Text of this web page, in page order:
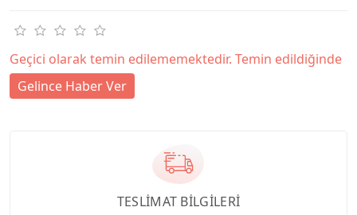
Geçici olarak temin edilememektedir. Temin edildiğinde
Gelince Haber Ver
TESLİMAT BİLGİLERİ